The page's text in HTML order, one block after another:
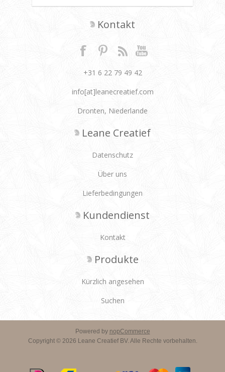
Kontakt
+31 6 22 79 49 42
info[at]leanecreatief.com
Dronten, Niederlande
Leane Creatief
Datenschutz
Über uns
Lieferbedingungen
Kundendienst
Kontakt
Produkte
Kürzlich angesehen
Suchen
Powered by nopCommerce
Copyright © 2026 Leane Creatief BV. Alle Rechte vorbehalten.